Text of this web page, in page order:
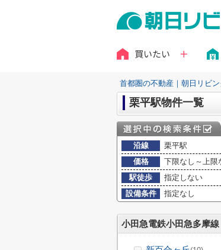
買いたい
首都圏の不動産｜朝日リビ
栗平駅物件一覧
沿線
栗平駅
価格
下限なし～上限
駅徒歩
指定しない
設備条件
指定なし
小田急電鉄小田急多摩線